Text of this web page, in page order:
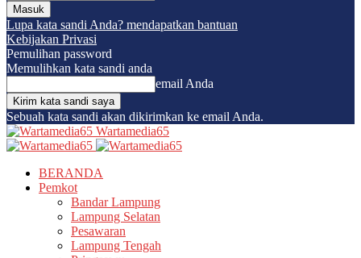
Lupa kata sandi Anda? mendapatkan bantuan
Kebijakan Privasi
Pemulihan password
Memulihkan kata sandi anda
email Anda
Sebuah kata sandi akan dikirimkan ke email Anda.
Wartamedia65
BERANDA
Pemkot
Bandar Lampung
Lampung Selatan
Pesawaran
Lampung Tengah